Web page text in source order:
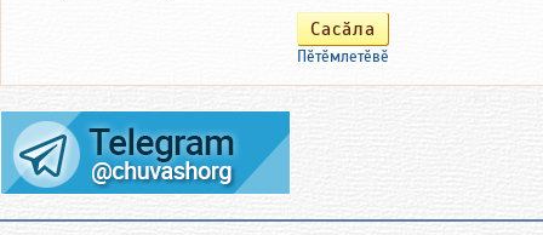
Пӗтӗмлетӗвӗ